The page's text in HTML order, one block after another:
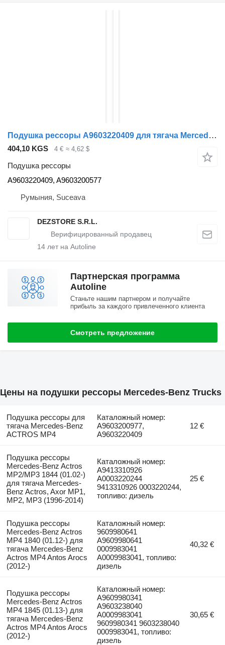
Подушка рессоры A9603220409 для тягача Mercedes-Benz ACTROS MP4
404,10 KGS 4 € ≈ 4,62 $
Подушка рессоры
A9603220409, A9603200577
Румыния, Suceava
DEZSTORE S.R.L.
14 лет на Autoline
Партнерская программа
Autoline
Станьте нашим партнером и получайте
прибыль за каждого привлеченного клиента
Смотреть предложение
Цены на подушки рессоры Mercedes-Benz Trucks
Подушка рессоры для
тягача Mercedes-Benz
ACTROS MP4
Каталожный номер:
A9603200977,
A9603220409
12 €
Подушка рессоры
Mercedes-Benz Actros
MP2/MP3 1844 (01.02-)
для тягача Mercedes-
Benz Actros, Axor MP1,
MP2, MP3 (1996-2014)
Каталожный номер:
A9413310926
A0003220244
9413310926 0003220244,
топливо: дизель
25 €
Подушка рессоры
Mercedes-Benz Actros
MP4 1840 (01.12-) для
тягача Mercedes-Benz
Actros MP4 Antos Arocs
(2012-)
Каталожный номер:
9609980641
A9609980641
0009983041
A0009983041, топливо:
дизель
40,32 €
Подушка рессоры
Mercedes-Benz Actros
MP4 1845 (01.13-) для
тягача Mercedes-Benz
Actros MP4 Antos Arocs
(2012-)
Каталожный номер:
A9609980341
A9603238040
A0009983041
9609980341 9603238040
0009983041, топливо:
дизель
30,65 €